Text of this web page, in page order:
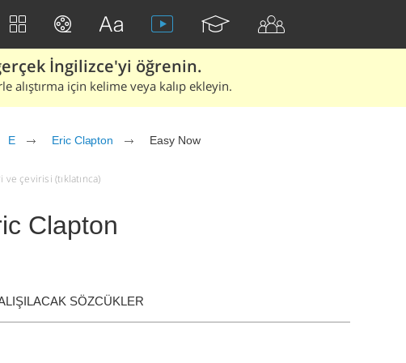
İngilizce'yi öğrenin.
alıştırma için kelime veya kalıp ekleyin.
E Eric Clapton Easy Now
ve çevirisi (tıklatınca)
Clapton
SÖZCÜKLER